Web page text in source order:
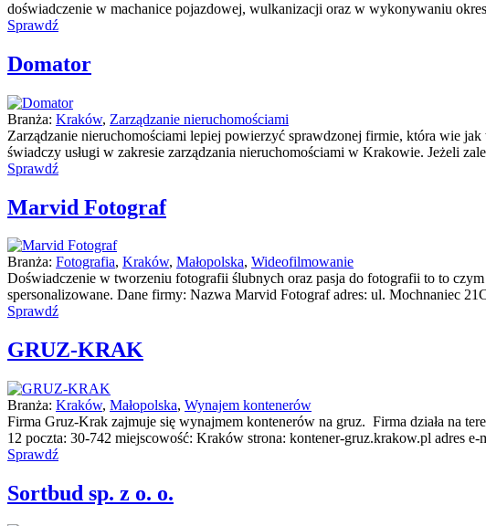
doświadczenie w machanice pojazdowej, wulkanizacji oraz w wykonywaniu
Sprawdź
Domator
Branża: Kraków, Zarządzanie nieruchomościami
Zarządzanie nieruchomościami lepiej powierzyć sprawdzonej firmie, która wie
świadczy usługi w zakresie zarządzania nieruchomościami w Krakowie. Jeżeli
Sprawdź
Marvid Fotograf
Branża: Fotografia, Kraków, Małopolska, Wideofilmowanie
Doświadczenie w tworzeniu fotografii ślubnych oraz pasja do fotografii to to
spersonalizowane. Dane firmy: Nazwa Marvid Fotograf adres: ul. Mochnaniec
Sprawdź
GRUZ-KRAK
Branża: Kraków, Małopolska, Wynajem kontenerów
Firma Gruz-Krak zajmuje się wynajmem kontenerów na gruz. Firma działa na
12 poczta: 30-742 miejscowość: Kraków strona: kontener-gruz.krakow.pl adres e-
Sprawdź
Sortbud sp. z o. o.